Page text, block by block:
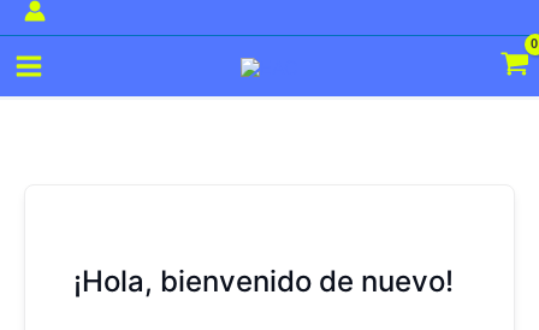
al
contenido
Main
¡Hola, bienvenido de nuevo!